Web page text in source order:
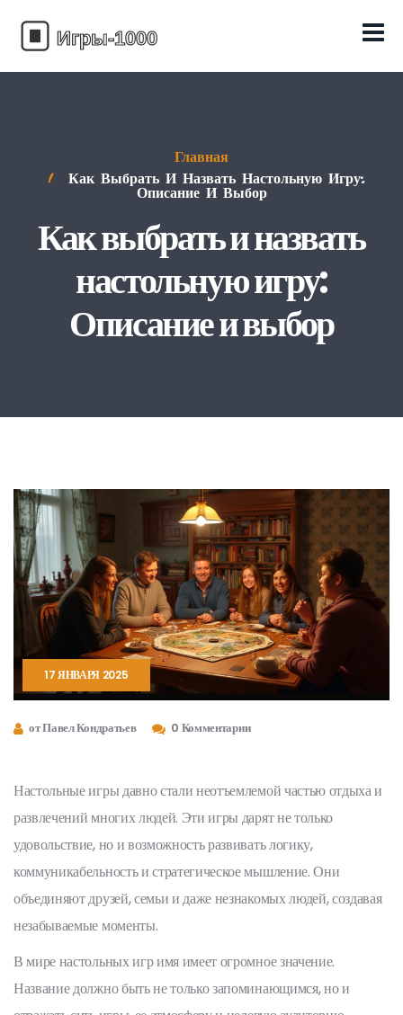
Как выбрать и назвать
настольную игру:
Описание и выбор
Главная
Как Выбрать И Назвать Настольную Игру:
Описание И Выбор
17 ЯНВАРЯ 2025
от Павел Кондратьев 0 Комментарии
Настольные игры давно стали неотъемлемой частью отдыха и
развлечений многих людей. Эти игры дарят не только
удовольствие, но и возможность развивать логику,
коммуникабельность и стратегическое мышление. Они
объединяют друзей, семьи и даже незнакомых людей, создавая
незабываемые моменты.
В мире настольных игр имя имеет огромное значение.
Название должно быть не только запоминающимся, но и